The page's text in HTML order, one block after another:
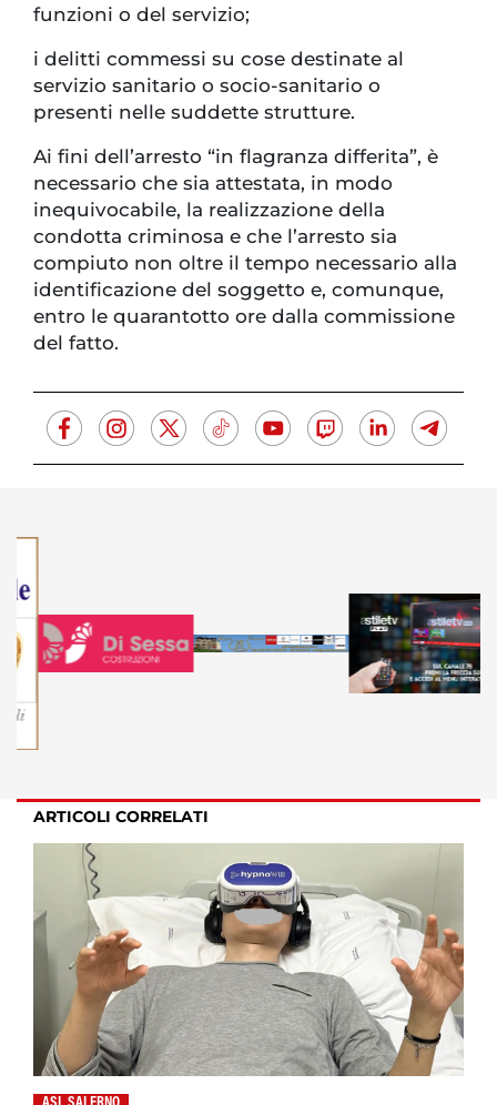
funzioni o del servizio;
i delitti commessi su cose destinate al
servizio sanitario o socio-sanitario o
presenti nelle suddette strutture.
Ai fini dell’arresto “in flagranza differita”, è
necessario che sia attestata, in modo
inequivocabile, la realizzazione della
condotta criminosa e che l’arresto sia
compiuto non oltre il tempo necessario alla
identificazione del soggetto e, comunque,
entro le quarantotto ore dalla commissione
del fatto.
ARTICOLI CORRELATI